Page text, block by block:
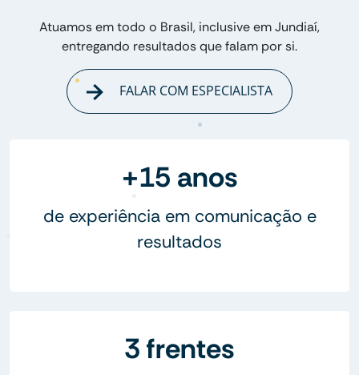
Atuamos em todo o Brasil, inclusive em Jundiaí,
entregando resultados que falam por si.
FALAR COM ESPECIALISTA
+15 anos
de experiência em comunicação e
resultados
3 frentes